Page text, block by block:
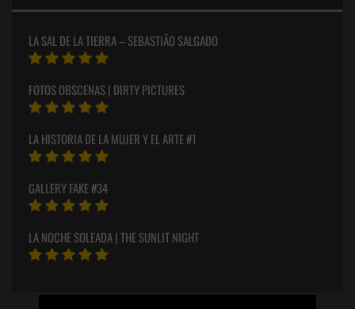
LA SAL DE LA TIERRA – SEBASTIÃO SALGADO
FOTOS OBSCENAS | DIRTY PICTURES
LA HISTORIA DE LA MUJER Y EL ARTE #1
GALLERY FAKE #34
LA NOCHE SOLEADA | THE SUNLIT NIGHT